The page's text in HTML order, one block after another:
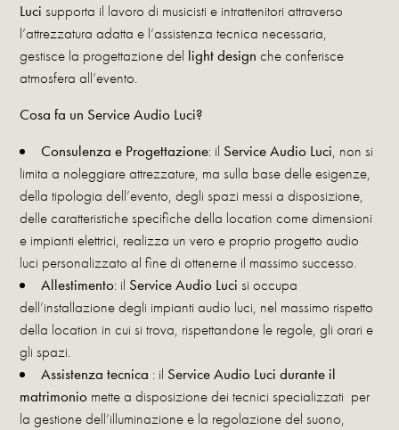
Luci supporta il lavoro di musicisti e intrattenitori attraverso
l’attrezzatura adatta e l’assistenza tecnica necessaria,
gestisce la progettazione del light design che conferisce
atmosfera all’evento.
Cosa fa un Service Audio Luci?
Consulenza e Progettazione: il Service Audio Luci, non si
limita a noleggiare attrezzature, ma sulla base delle esigenze,
della tipologia dell’evento, degli spazi messi a disposizione,
delle caratteristiche specifiche della location come dimensioni
e impianti elettrici, realizza un vero e proprio progetto audio
luci personalizzato al fine di ottenerne il massimo successo.
Allestimento: il Service Audio Luci si occupa
dell’installazione degli impianti audio luci, nel massimo rispetto
della location in cui si trova, rispettandone le regole, gli orari e
gli spazi.
Assistenza tecnica : il Service Audio Luci durante il
matrimonio mette a disposizione dei tecnici specializzati per
la gestione dell’illuminazione e la regolazione del suono,